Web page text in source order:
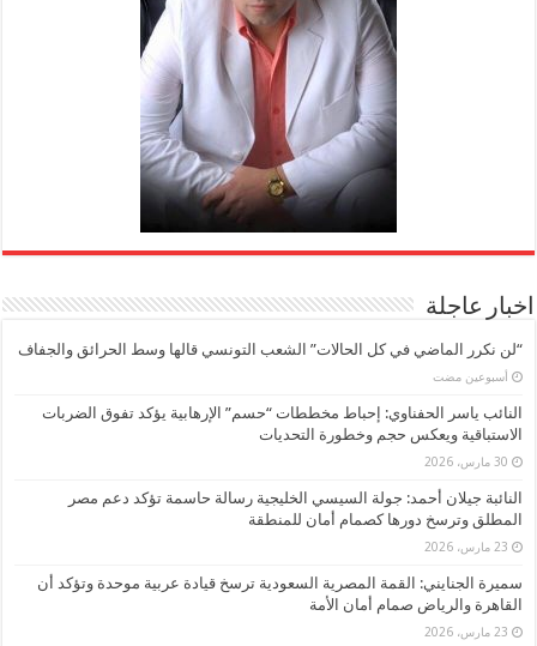
اخبار عاجلة
“لن نكرر الماضي في كل الحالات” الشعب التونسي قالها وسط الحرائق والجفاف
‏أسبوعين مضت
النائب ياسر الحفناوي: إحباط مخططات “حسم” الإرهابية يؤكد تفوق الضربات
الاستباقية ويعكس حجم وخطورة التحديات
30 مارس، 2026
النائبة جيلان أحمد: جولة السيسي الخليجية رسالة حاسمة تؤكد دعم مصر
المطلق وترسخ دورها كصمام أمان للمنطقة
23 مارس، 2026
سميرة الجنايني: القمة المصرية السعودية ترسخ قيادة عربية موحدة وتؤكد أن
القاهرة والرياض صمام أمان الأمة
23 مارس، 2026